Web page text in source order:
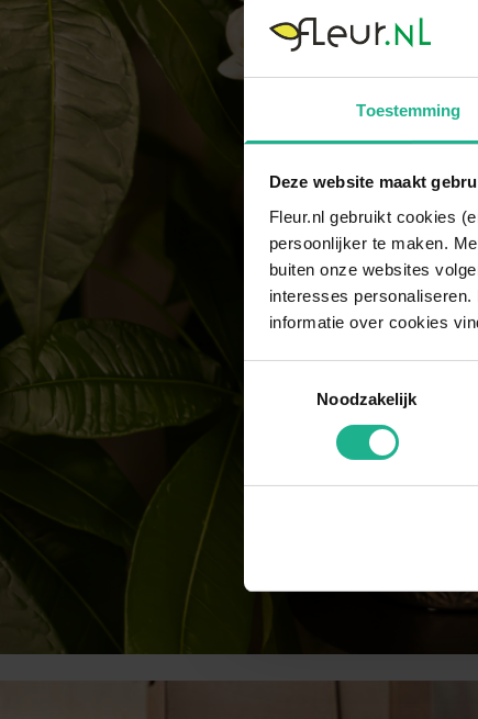
Toestemming
Deze website maakt
Fleur.nl gebruikt cookies
persoonlijker te maken.
buiten onze websites
interesses personaliseren.
informatie over cookies
Noodzakelijk